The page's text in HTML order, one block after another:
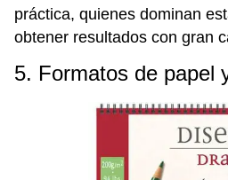
práctica, quienes dominan
obtener resultados con gran
5. Formatos de papel